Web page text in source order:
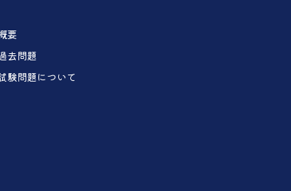
要
去問題
験問題について